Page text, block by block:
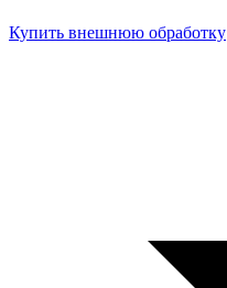
Купить внешнюю обработку